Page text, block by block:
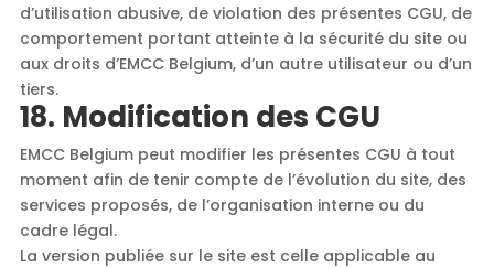
d’utilisation abusive, de violation des présentes CGU, de
comportement portant atteinte à la sécurité du site ou
aux droits d’EMCC Belgium, d’un autre utilisateur ou d’un
tiers.
18. Modification des CGU
EMCC Belgium peut modifier les présentes CGU à tout
moment afin de tenir compte de l’évolution du site, des
services proposés, de l’organisation interne ou du
cadre légal.
La version publiée sur le site est celle applicable au